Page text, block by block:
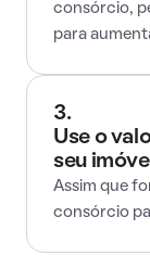
consórcio,
para
3.
Use o
seu imóvel
Assim que
consórcio